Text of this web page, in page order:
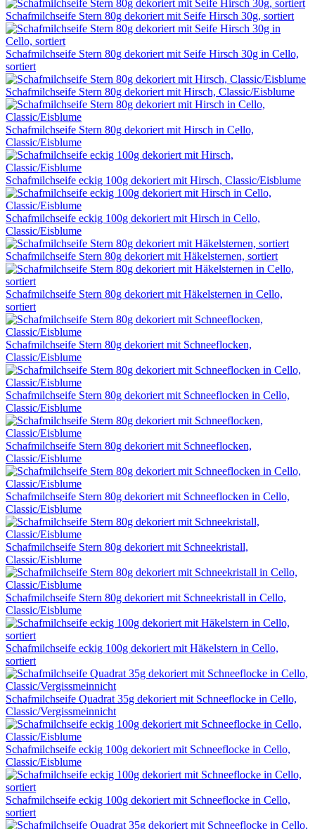
Schafmilchseife Stern 80g dekoriert mit Seife Hirsch 30g, sortiert
Schafmilchseife Stern 80g dekoriert mit Seife Hirsch 30g in Cello,
sortiert
Schafmilchseife Stern 80g dekoriert mit Hirsch, Classic/Eisblume
Schafmilchseife Stern 80g dekoriert mit Hirsch in Cello,
Classic/Eisblume
Schafmilchseife eckig 100g dekoriert mit Hirsch, Classic/Eisblume
Schafmilchseife eckig 100g dekoriert mit Hirsch in Cello,
Classic/Eisblume
Schafmilchseife Stern 80g dekoriert mit Häkelsternen, sortiert
Schafmilchseife Stern 80g dekoriert mit Häkelsternen in Cello,
sortiert
Schafmilchseife Stern 80g dekoriert mit Schneeflocken,
Classic/Eisblume
Schafmilchseife Stern 80g dekoriert mit Schneeflocken in Cello,
Classic/Eisblume
Schafmilchseife Stern 80g dekoriert mit Schneeflocken,
Classic/Eisblume
Schafmilchseife Stern 80g dekoriert mit Schneeflocken in Cello,
Classic/Eisblume
Schafmilchseife Stern 80g dekoriert mit Schneekristall,
Classic/Eisblume
Schafmilchseife Stern 80g dekoriert mit Schneekristall in Cello,
Classic/Eisblume
Schafmilchseife eckig 100g dekoriert mit Häkelstern in Cello,
sortiert
Schafmilchseife Quadrat 35g dekoriert mit Schneeflocke in Cello,
Classic/Vergissmeinnicht
Schafmilchseife eckig 100g dekoriert mit Schneeflocke in Cello,
Classic/Eisblume
Schafmilchseife eckig 100g dekoriert mit Schneeflocke in Cello,
sortiert